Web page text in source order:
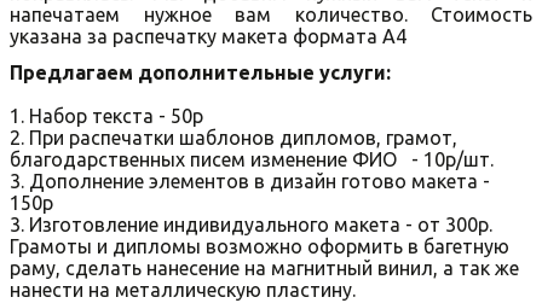
напечатаем нужное вам количество. Стоимость
указана за распечатку макета формата А4
Предлагаем дополнительные услуги:
1. Набор текста - 50р
2. При распечатки шаблонов дипломов, грамот,
благодарственных писем изменение ФИО - 10р/шт.
3. Дополнение элементов в дизайн готово макета -
150р
3. Изготовление индивидуального макета - от 300р.
Грамоты и дипломы возможно оформить в багетную
раму, сделать нанесение на магнитный винил, а так же
нанести на металлическую пластину.